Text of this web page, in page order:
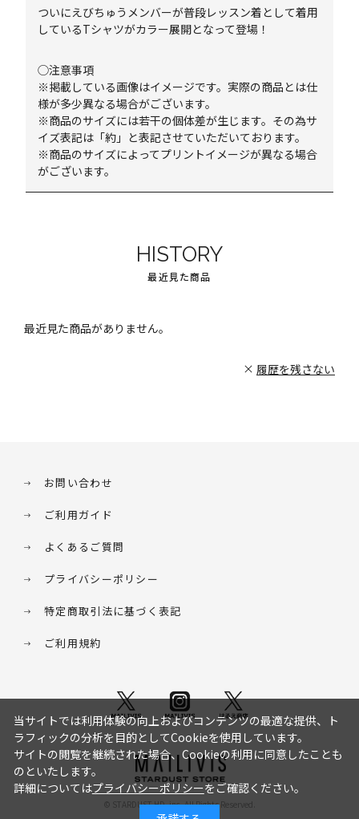
ついにえびちゅうメンバーが普段レッスン着として着用
しているTシャツがカラー展開となって登場！
◯注意事項
※掲載している画像はイメージです。実際の商品とは仕
様が多少異なる場合がございます。
※商品のサイズには若干の個体差が生じます。その為サ
イズ表記は「約」と表記させていただいております。
※商品のサイズによってプリントイメージが異なる場合
がございます。
HISTORY
最近見た商品
最近見た商品がありません。
履歴を残さない
お問い合わせ
ご利用ガイド
よくあるご質問
プライバシーポリシー
特定商取引法に基づく表記
ご利用規約
© STARDUST HD. inc. All Rights Reserved.
当サイトでは利用体験の向上およびコンテンツの最適な提供、ト
ラフィックの分析を目的としてCookieを使用しています。
サイトの閲覧を継続された場合、Cookieの利用に同意したことも
のといたします。
詳細についてはプライバシーポリシーをご確認ください。